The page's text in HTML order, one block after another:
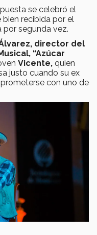
se celebró el
recibida por el
segunda vez.
director del
“Azúcar
Vicente, quien
justo cuando su ex
con uno de